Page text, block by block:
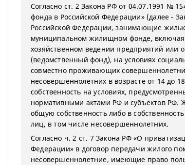
Согласно ст. 2 Закона РФ от 04.07.1991 №
фонда в Российской Федерации» (далее -
Российской Федерации, занимающие
муниципальном жилищном фонде,
хозяйственном ведении предприятий или
(ведомственный фонд), на условиях
совместно проживающих
несовершеннолетних в возрасте от 14 до
собственность на условиях,
нормативными актами РФ и субъектов
общую собственность либо в
лиц, в том числе несовершеннолетних.
Согласно ч. 2 ст. 7 Закона РФ «О
Федерации» в договор передачи жилого
несовершеннолетние, имеющие право